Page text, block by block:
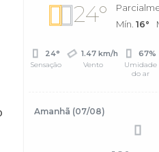
24°
Mín. 16°
24°
Sensação
1.47 km/h
Vento
67%
Umidade
do ar
Amanhã (07/08)